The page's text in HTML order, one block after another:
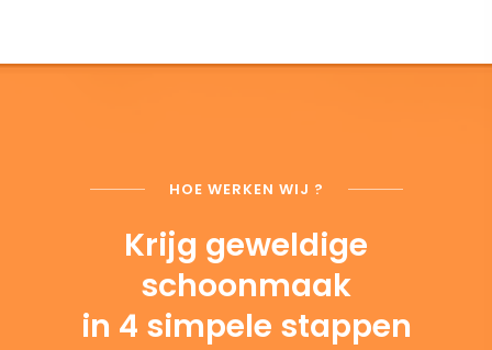
HOE WERKEN WIJ ?
Krijg geweldige
schoonmaak
in 4 simpele stappen